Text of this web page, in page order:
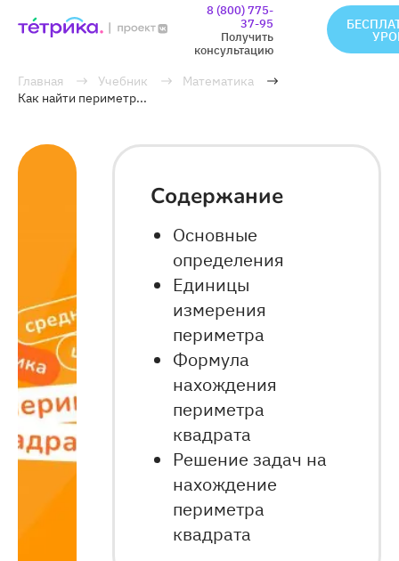
8 (800) 775-
37-95
Получить
консультацию
Главная Учебник
Математика
Как найти периметр...
Содержание
Основные
определения
Единицы
измерения
периметра
Формула
нахождения
периметра
квадрата
Решение задач на
нахождение
периметра
квадрата